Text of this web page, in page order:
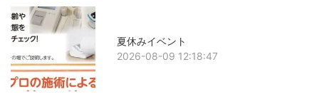
夏休みイベント
2026-08-09 12:18:47